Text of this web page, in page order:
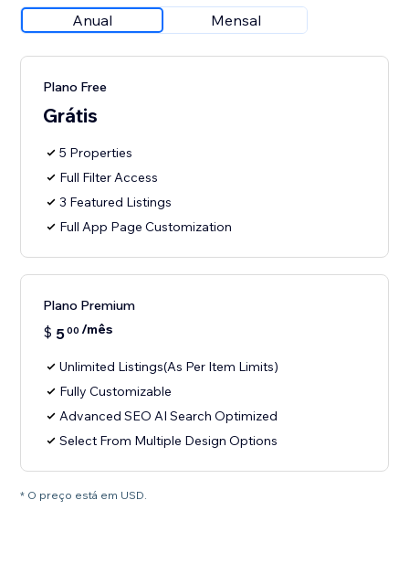
Anual Mensal
Plano Free
Grátis
5 Properties
Full Filter Access
3 Featured Listings
Full App Page Customization
Plano Premium
$ 500 /mês
Unlimited Listings(As Per Item Limits)
Fully Customizable
Advanced SEO AI Search Optimized
Select From Multiple Design Options
* O preço está em USD.